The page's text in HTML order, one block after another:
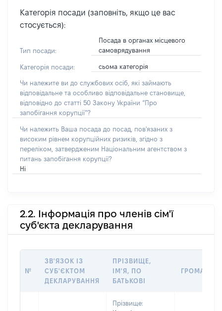
Категорія посади (заповніть, якщо це вас
стосується):
Тип посади:
Посада в органах місцевого
самоврядування
Категорія посади: сьома категорія
Чи належите ви до службових осіб, які займають
відповідальне та особливо відповідальне становище,
відповідно до статті 50 Закону України “Про
запобігання корупції”?
Чи належить Ваша посада до посад, пов'язаних з
високим рівнем корупційних ризиків, згідно з
переліком, затвердженим Національним агентством з
питань запобігання корупції?
Ні
2.2. Інформація про членів сім'ї
суб'єкта декларування
№
ЗВ'ЯЗОК ІЗ
СУБ'ЄКТОМ
ДЕКЛАРУВАННЯ
ПРІЗВИЩЕ,
ІМ'Я, ПО
БАТЬКОВІ
Прізвище: